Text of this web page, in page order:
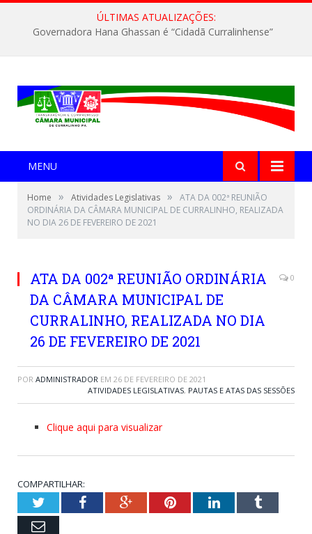
ÚLTIMAS ATUALIZAÇÕES:
Governadora Hana Ghassan é “Cidadã Curralinhense”
MENU
Home » Atividades Legislativas »
ATA DA 002ª REUNIÃO
ORDINÁRIA DA CÂMARA MUNICIPAL DE CURRALINHO, REALIZADA
NO DIA 26 DE FEVEREIRO DE 2021
ATA DA 002ª REUNIÃO ORDINÁRIA
DA CÂMARA MUNICIPAL DE
CURRALINHO, REALIZADA NO DIA
26 DE FEVEREIRO DE 2021
0
POR ADMINISTRADOR EM 26 DE FEVEREIRO DE 2021
ATIVIDADES LEGISLATIVAS, PAUTAS E ATAS DAS SESSÕES
Clique aqui para visualizar
COMPARTILHAR:
TwitterFacebookGoogle+PinterestLinkedInTumblr
Email